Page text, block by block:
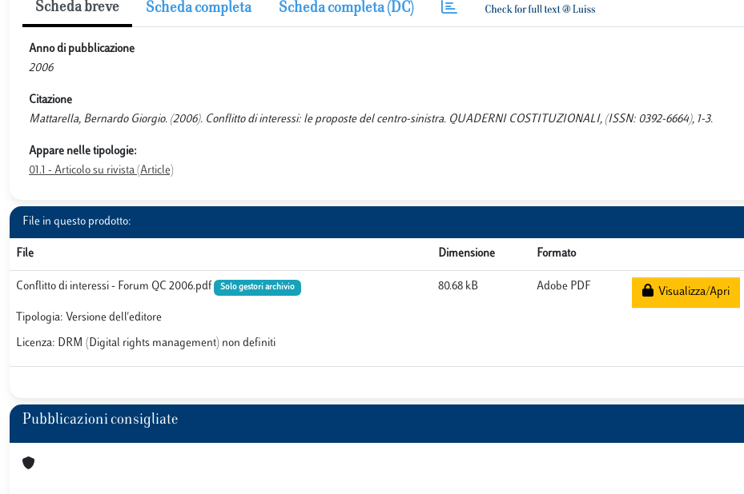
Scheda breve Scheda completa Scheda completa (DC)
Anno di pubblicazione
2006
Citazione
Mattarella, Bernardo Giorgio. (2006). Conflitto di interessi: le proposte del centro-sinistra. QUADERNI COSTITUZIONALI, (ISSN: 0392-6664), 1-3.
Appare nelle tipologie:
01.1 - Articolo su rivista (Article)
File in questo prodotto:
File Dimensione Formato
Conflitto di interessi - Forum QC 2006.pdf Solo gestori archivio
Tipologia: Versione dell'editore
Licenza: DRM (Digital rights management) non definiti
80.68 kB Adobe PDF Visualizza/Apri
Pubblicazioni consigliate